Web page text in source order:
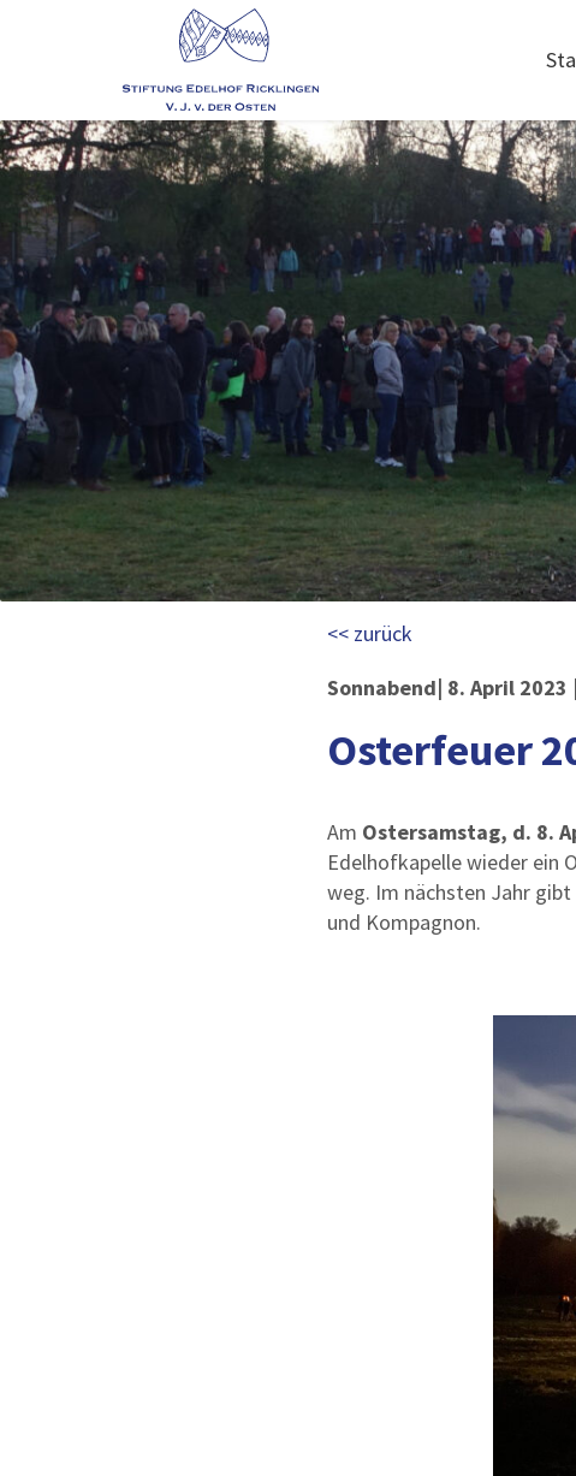
<< zurück
Sonnabend| 8. April 2023
Osterfeuer
Am Ostersamstag, d. 8.
Edelhofkapelle wieder ein
weg. Im nächsten Jahr
und Kompagnon.